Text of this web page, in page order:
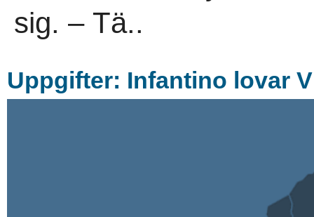
sig. – Tä..
Uppgifter: Infantino lovar